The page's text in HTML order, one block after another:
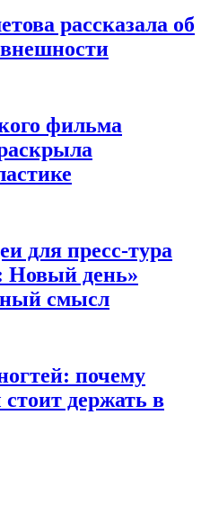
рассказала об
фильма
для пресс-тура
Новый день»
смысл
почему
держать в